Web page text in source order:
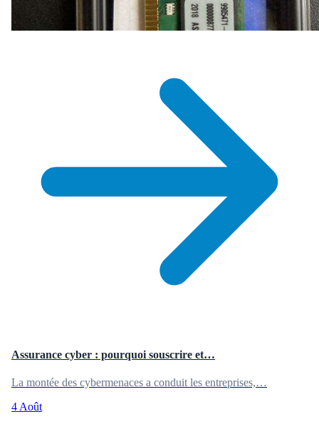
Assurance cyber : pourquoi souscrire et…
La montée des cybermenaces a conduit les entreprises,…
4 Août